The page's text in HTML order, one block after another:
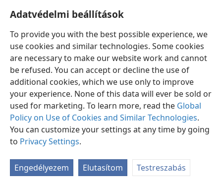
Adatvédelmi beállítások
To provide you with the best possible experience, we
use cookies and similar technologies. Some cookies
are necessary to make our website work and cannot
be refused. You can accept or decline the use of
additional cookies, which we use only to improve
your experience. None of this data will ever be sold or
used for marketing. To learn more, read the Global
Policy on Use of Cookies and Similar Technologies.
You can customize your settings at any time by going
to Privacy Settings.
Engedélyezem Elutasítom Testreszabás
27;22:14, 15;2:7; 20:4,6). A föld nemzeteiből való
részesülnek.
Magyar Megosztás Beállítások
Copyright © 2026 Watch Tower Bible and Tract Society of Pennsylvania
Felhasználási feltételek
Bizalmas információra vonatkozó szabályok
Adatvédelmi beállítások
JW.ORG Bejelentkezés